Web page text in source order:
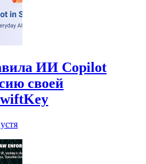
ИИ Copilot
своей